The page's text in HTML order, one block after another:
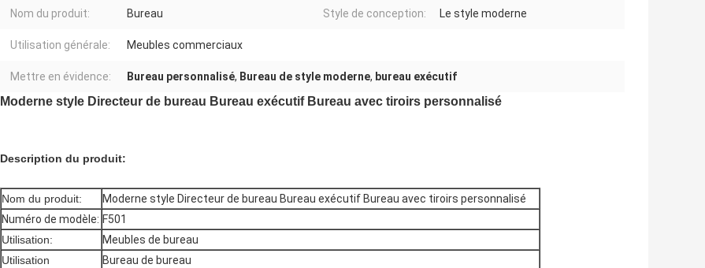
Nom du produit: Bureau Style de conception: Le style moderne
Utilisation générale: Meubles commerciaux
Mettre en évidence: Bureau personnalisé, Bureau de style moderne, bureau exécutif
Moderne style Directeur de bureau Bureau exécutif Bureau avec tiroirs personnalisé
Description du produit:
Nom du produit:
Moderne style Directeur de bureau Bureau exécutif Bureau avec tiroirs personnalisé
Numéro de modèle: F501
Utilisation:
Meubles de bureau
Utilisation
Bureau de bureau